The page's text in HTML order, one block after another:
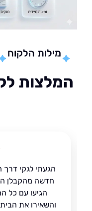
מילות הלקוח
הגעתי לגקי דרך חברים
חדשה מהקבלן הצוות
הגיעו עם כל החומרי
והשאירו את הבית מצוצח